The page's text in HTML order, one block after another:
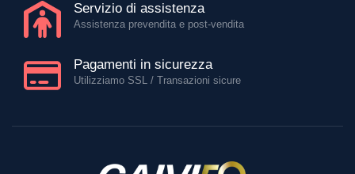
Servizio di assistenza
Assistenza prevendita e post-vendita
Pagamenti in sicurezza
Utilizziamo SSL / Transazioni sicure